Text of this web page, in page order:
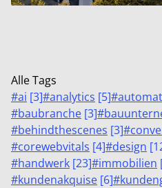
Alle Tags
#ai [3]#analytics [5]#
#baubranche [3]#
#behindthescenes [3]#
#corewebvitals [4]#design [
#handwerk [23]#immobilien
#kundenakquise [6]#